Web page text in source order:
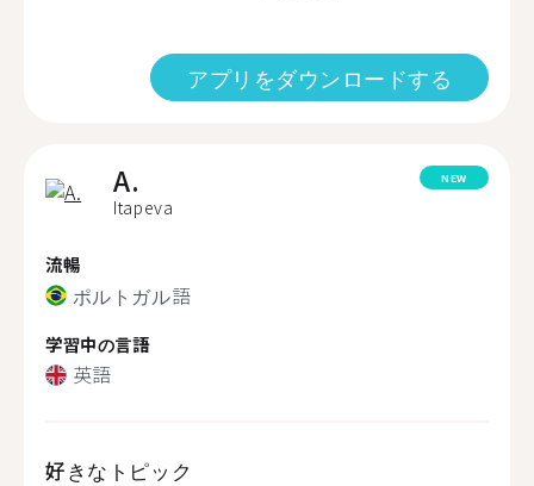
アプリをダウンロードする
A.
Itapeva
NEW
流暢
ポルトガル語
学習中の言語
英語
好きなトピック